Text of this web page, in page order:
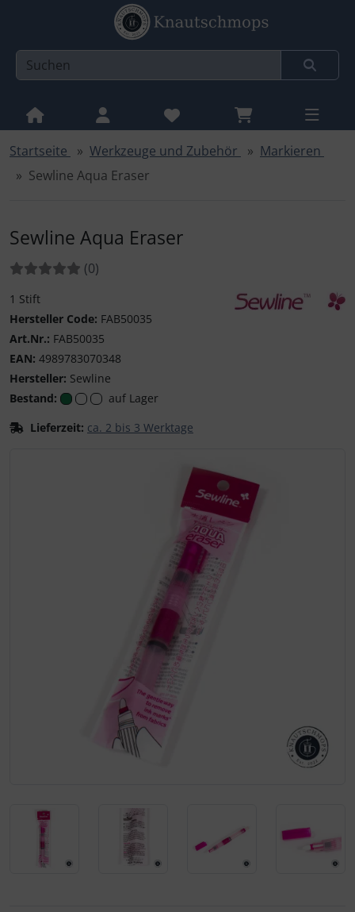
Sprungnavigation
Springe zur Navigation
Springe zum Inhalt
Springe zum Button für Einstellungen
Springe zu den allgemeinen Informationen
Startseite Werkzeuge und Zubehör
Markieren
Sewline Aqua Eraser
Sewline Aqua Eraser
Bewertungen:
(0Bewertungen
)
1 Stift
Hersteller Code: FAB50035
Art.Nr.: FAB50035
EAN: 4989783070348
Hersteller: Sewline
Bestand:
auf Lager
Lieferzeit: ca. 2 bis 3 Werktage